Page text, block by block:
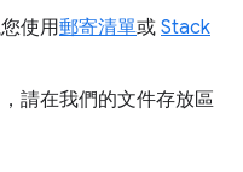
使用郵寄清單或 Stack
請在我們的文件存放區